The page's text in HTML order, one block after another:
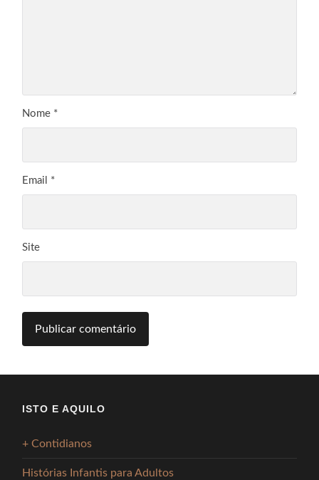
Nome *
Email *
Site
ISTO E AQUILO
+ Contidianos
Histórias Infantis para Adultos